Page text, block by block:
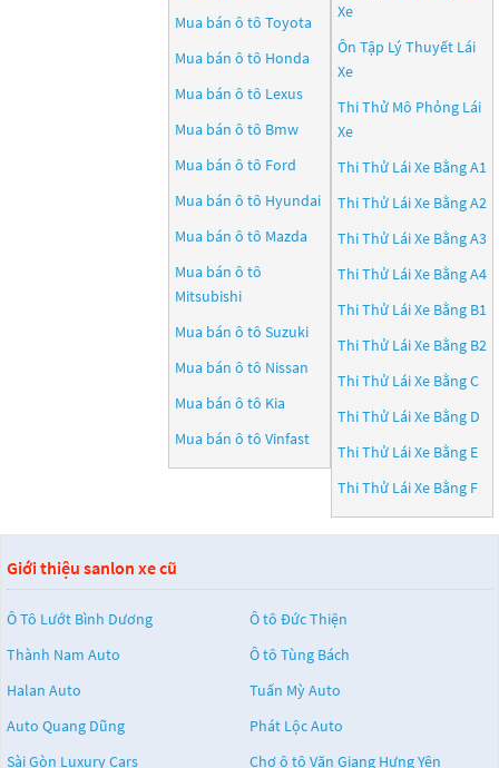
Mua bán ô tô Toyota
Mua bán ô tô Honda
Mua bán ô tô Lexus
Mua bán ô tô Bmw
Mua bán ô tô Ford
Mua bán ô tô Hyundai
Mua bán ô tô Mazda
Mua bán ô tô
Mitsubishi
Mua bán ô tô Suzuki
Mua bán ô tô Nissan
Mua bán ô tô Kia
Mua bán ô tô Vinfast
Xe
Ôn Tập Lý Thuyết Lái
Xe
Thi Thử Mô Phỏng Lái
Xe
Thi Thử Lái Xe Bằng A1
Thi Thử Lái Xe Bằng A2
Thi Thử Lái Xe Bằng A3
Thi Thử Lái Xe Bằng A4
Thi Thử Lái Xe Bằng B1
Thi Thử Lái Xe Bằng B2
Thi Thử Lái Xe Bằng C
Thi Thử Lái Xe Bằng D
Thi Thử Lái Xe Bằng E
Thi Thử Lái Xe Bằng F
Giới thiệu sanlon xe cũ
Ô Tô Lướt Bình Dương
Ô tô Đức Thiện
Thành Nam Auto
Ô tô Tùng Bách
Halan Auto
Tuấn Mỳ Auto
Auto Quang Dũng
Phát Lộc Auto
Sài Gòn Luxury Cars
Chợ ô tô Văn Giang Hưng Yên